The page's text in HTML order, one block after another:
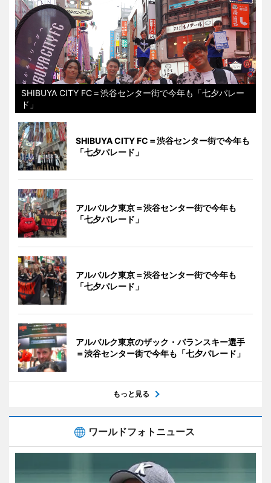
SHIBUYA CITY FC＝渋谷センター街で今年も「七夕パレー
ド」
SHIBUYA CITY FC＝渋谷センター街で今年も
「七夕パレード」
アルバルク東京＝渋谷センター街で今年も
「七夕パレード」
アルバルク東京＝渋谷センター街で今年も
「七夕パレード」
アルバルク東京のザック・バランスキー選手
＝渋谷センター街で今年も「七夕パレード」
もっと見る
ワールドフォトニュース